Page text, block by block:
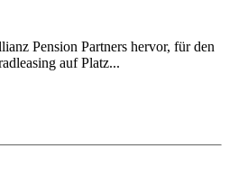
Pension Partners hervor, für den
auf Platz...